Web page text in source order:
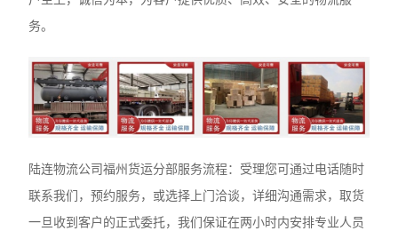
务。
陆连物流公司福州货运分部服务流程：受理您可通过电话随时
联系我们，预约服务，或选择上门洽谈，详细沟通需求，取货
一旦收到客户的正式委托，我们保证在两小时内安排专业人员